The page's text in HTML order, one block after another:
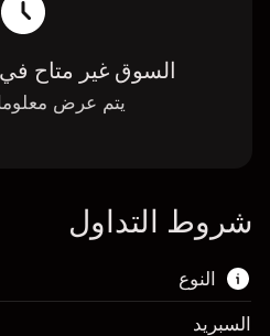
السوق غير متاح
يتم عرض
شروط التداول
النوع
السبريد